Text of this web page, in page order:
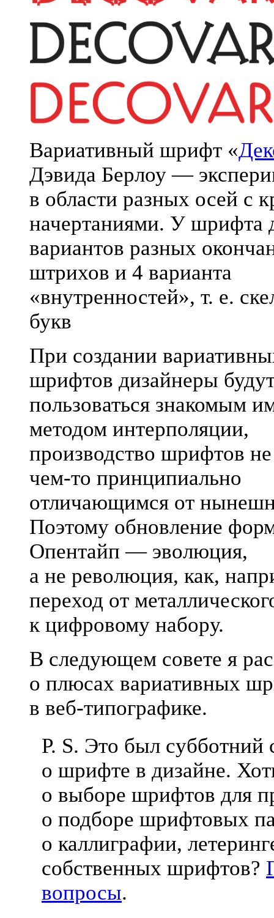
Вариативный шрифт «
Дэвида Берлоу —
в области разных осей с
начертаниями. У шрифта
вариантов разных
штрихов и 4 варианта
«внутренностей», т. е.
букв
При создании
шрифтов дизайнеры
пользоваться знакомым
методом интерполяции,
производство шрифтов не
чем-то принципиально
отличающимся от
Поэтому обновление
Опентайп — эволюция,
а не революция, как,
переход от
к цифровому набору.
В следующем совете я
о плюсах вариативных
в веб-типографике.
P. S. Это был субботний
о шрифте в дизайне.
о выборе шрифтов для
о подборе шрифтовых
о каллиграфии,
собственных шрифтов?
вопросы.